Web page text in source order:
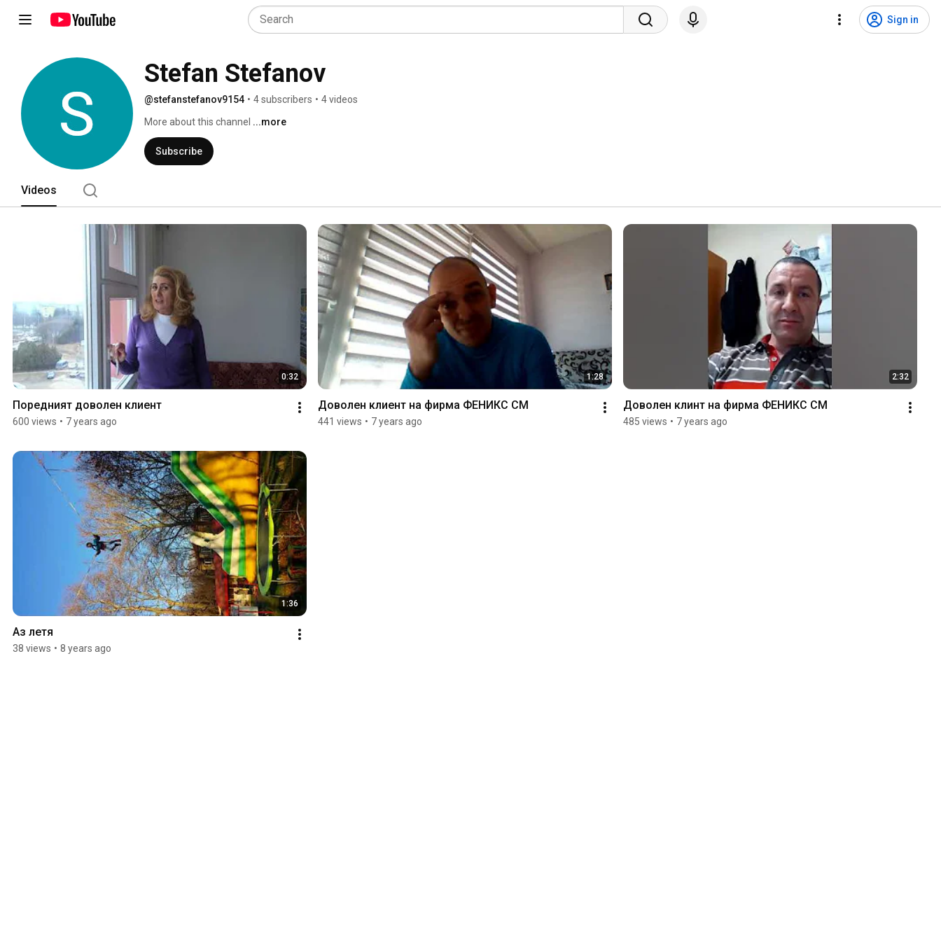
Sign in
Stefan Stefanov
@stefanstefanov9154 • 4 subscribers • 4 videos
More about this channel ...more
Subscribe
Videos
0:32
Поредният доволен клиент
600 views • 7 years ago
1:28
Доволен клиент на фирма ФЕНИКС СМ
441 views • 7 years ago
2:32
Доволен клинт на фирма ФЕНИКС СМ
485 views • 7 years ago
1:36
Аз летя
38 views • 8 years ago